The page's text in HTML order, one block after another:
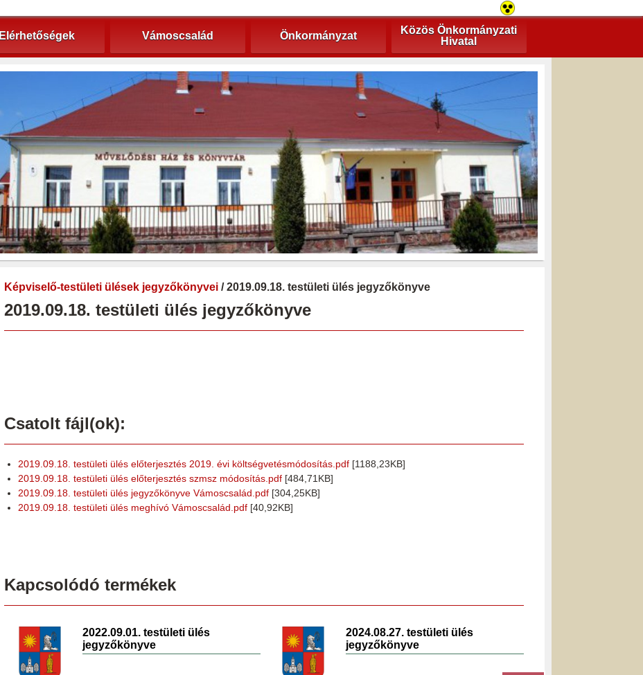
Elérhetőségek Vámoscsalád Önkormányzat
Közös Önkormányzati
Hivatal
Képviselő-testületi ülések jegyzőkönyvei / 2019.09.18. testületi ülés jegyzőkönyve
2019.09.18. testületi ülés jegyzőkönyve
Csatolt fájl(ok):
2019.09.18. testületi ülés előterjesztés 2019. évi költségvetésmódosítás.pdf [1188,23KB]
2019.09.18. testületi ülés előterjesztés szmsz módosítás.pdf [484,71KB]
2019.09.18. testületi ülés jegyzőkönyve Vámoscsalád.pdf [304,25KB]
2019.09.18. testületi ülés meghívó Vámoscsalád.pdf [40,92KB]
Kapcsolódó termékek
2022.09.01. testületi ülés
jegyzőkönyve
2024.08.27. testületi ülés
jegyzőkönyve